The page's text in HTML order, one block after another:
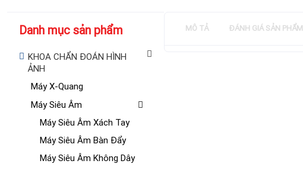
Danh mục sản phẩm
KHOA CHẨN ĐOÁN HÌNH
ẢNH
Máy X-Quang
Máy Siêu Âm
Máy Siêu Âm Xách Tay
Máy Siêu Âm Bàn Đẩy
Máy Siêu Âm Không Dây
MÔ TẢ ĐÁNH GIÁ SẢN PHẨM